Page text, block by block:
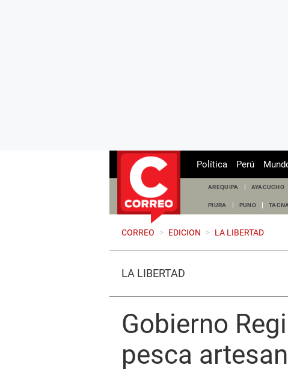
Política Perú
AREQUIPA AYACUCHO
PIURA PUNO TACNA
CORREO > EDICION > LA LIBERTAD
LA LIBERTAD
Gobierno
pesca